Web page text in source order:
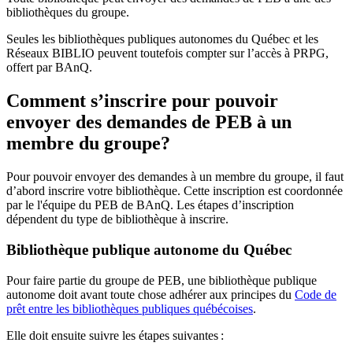
bibliothèques du groupe.
Seules les bibliothèques publiques autonomes du Québec et les
Réseaux BIBLIO peuvent toutefois compter sur l’accès à PRPG,
offert par BAnQ.
Comment s’inscrire pour pouvoir
envoyer des demandes de PEB à un
membre du groupe?
Pour pouvoir envoyer des demandes à un membre du groupe, il faut
d’abord inscrire votre bibliothèque. Cette inscription est coordonnée
par le l'équipe du PEB de BAnQ. Les étapes d’inscription
dépendent du type de bibliothèque à inscrire.
Bibliothèque publique autonome du Québec
Pour faire partie du groupe de PEB, une bibliothèque publique
autonome doit avant toute chose adhérer aux principes du Code de
prêt entre les bibliothèques publiques québécoises.
Elle doit ensuite suivre les étapes suivantes :